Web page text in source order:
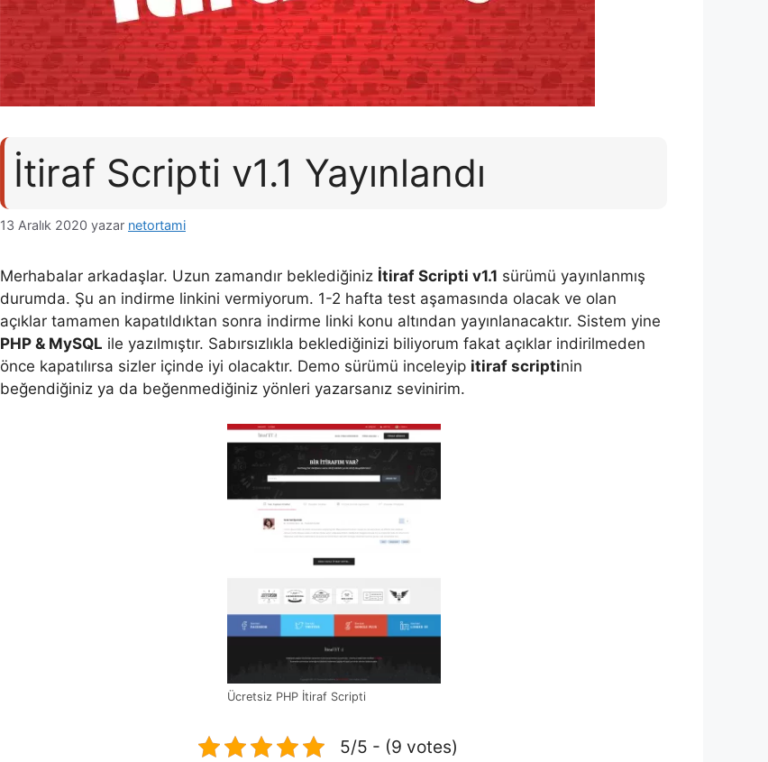
İtiraf Scripti v1.1 Yayınlandı
13 Aralık 2020 yazar netortami
Merhabalar arkadaşlar. Uzun zamandır beklediğiniz İtiraf Scripti v1.1 sürümü yayınlanmış
durumda. Şu an indirme linkini vermiyorum. 1-2 hafta test aşamasında olacak ve olan
açıklar tamamen kapatıldıktan sonra indirme linki konu altından yayınlanacaktır. Sistem yine
PHP & MySQL ile yazılmıştır. Sabırsızlıkla beklediğinizi biliyorum fakat açıklar indirilmeden
önce kapatılırsa sizler içinde iyi olacaktır. Demo sürümü inceleyip itiraf scriptinin
beğendiğiniz ya da beğenmediğiniz yönleri yazarsanız sevinirim.
Ücretsiz PHP İtiraf Scripti
5/5 - (9 votes)